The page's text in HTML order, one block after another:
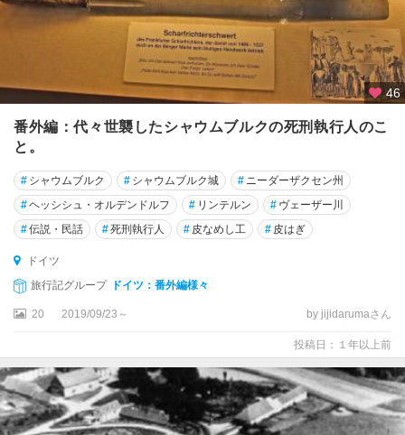
ル
ゲ
ン
ノ
ト
ラ
イ
ン
・
ヴ
ェ
ス
ァ
ー
レ
ン
46
番外編：代々世襲したシャウムブルクの死刑執行人のこ
と。
# シャウムブルク # シャウムブルク城 # ニーダーザクセン州
#ヘッシシュ・オルデンドルフ # リンテルン # ヴェーザー川
#伝説・民話 #死刑執行人 # 皮なめし工 # 皮はぎ
ドイツ
旅行記グループ
ドイツ：番外編様々
20 2019/09/23～ by jijidarumaさん
投稿日：１年以上前